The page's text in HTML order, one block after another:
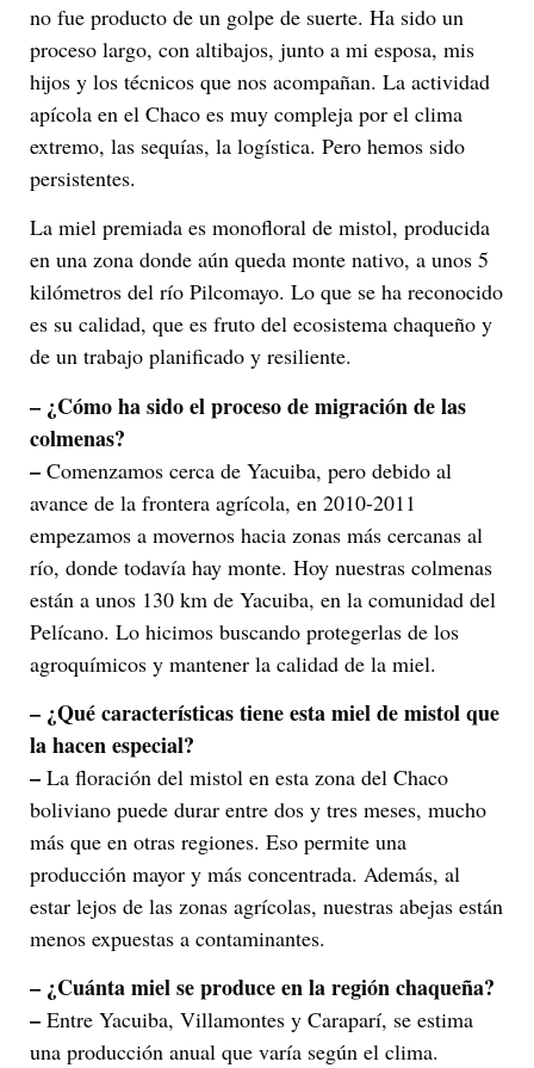
no fue producto de un golpe de suerte. Ha sido un
proceso largo, con altibajos, junto a mi esposa, mis
hijos y los técnicos que nos acompañan. La actividad
apícola en el Chaco es muy compleja por el clima
extremo, las sequías, la logística. Pero hemos sido
persistentes.
La miel premiada es monofloral de mistol, producida
en una zona donde aún queda monte nativo, a unos 5
kilómetros del río Pilcomayo. Lo que se ha reconocido
es su calidad, que es fruto del ecosistema chaqueño y
de un trabajo planificado y resiliente.
– ¿Cómo ha sido el proceso de migración de las
colmenas?
– Comenzamos cerca de Yacuiba, pero debido al
avance de la frontera agrícola, en 2010-2011
empezamos a movernos hacia zonas más cercanas al
río, donde todavía hay monte. Hoy nuestras colmenas
están a unos 130 km de Yacuiba, en la comunidad del
Pelícano. Lo hicimos buscando protegerlas de los
agroquímicos y mantener la calidad de la miel.
– ¿Qué características tiene esta miel de mistol que
la hacen especial?
– La floración del mistol en esta zona del Chaco
boliviano puede durar entre dos y tres meses, mucho
más que en otras regiones. Eso permite una
producción mayor y más concentrada. Además, al
estar lejos de las zonas agrícolas, nuestras abejas están
menos expuestas a contaminantes.
– ¿Cuánta miel se produce en la región chaqueña?
– Entre Yacuiba, Villamontes y Caraparí, se estima
una producción anual que varía según el clima.